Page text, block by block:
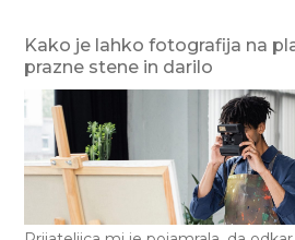
Kako je lahko fotografija na
prazne stene in darilo